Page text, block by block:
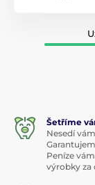
Šetříme
Nesedí
Peníze
výrobky za